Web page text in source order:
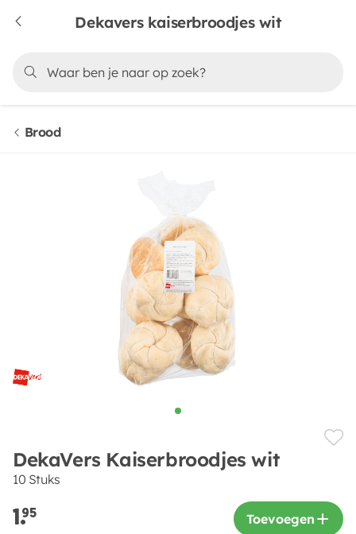
Dekavers kaiserbroodjes wit
Brood
DekaVers Kaiserbroodjes wit
10 Stuks
1.95 Toevoegen